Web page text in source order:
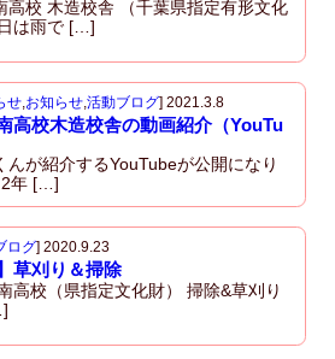
高校 木造校舎 （千葉県指定有形文化
は雨で […]
せ お知らせ ,活動ブログ] 2021.3.8
高校木造校舎の動画紹介（YouTu
んが紹介するYouTubeが公開になり
2年 […]
ログ] 2020.9.23
草刈り＆掃除
高校（県指定文化財） 掃除&草刈り